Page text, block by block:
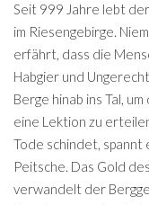
Seit 999 Jahre lebt
im Riesengebirge.
erfährt, dass die
Habgier und
Berge hinab ins Tal,
eine Lektion zu
Tode schindet, spannt
Peitsche. Das Gold
verwandelt der